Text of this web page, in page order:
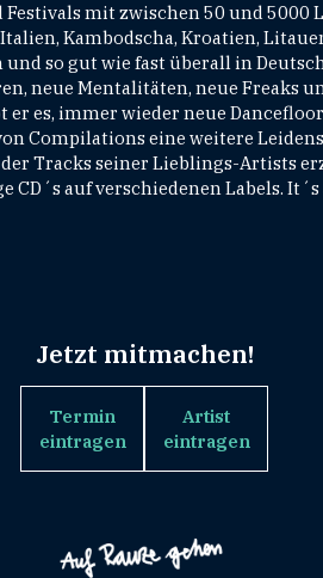
mit zwischen 50 und 5000
Kambodscha, Kroatien,
so gut wie fast überall in
neue Mentalitäten, neue Freaks
es, immer wieder neue
Compilations eine weitere
Tracks seiner Lieblings-Artists
auf verschiedenen Labels.
Jetzt mitmachen!
Termin
eintragen
Artist
eintragen